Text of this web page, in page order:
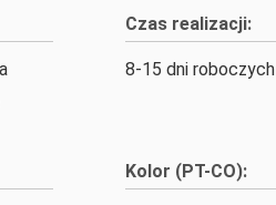
Czas realizacji:
8-15 dni roboczych
Kolor (PT-CO):